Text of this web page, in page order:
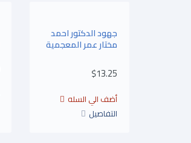
جهود الدكتور احمد
مختار عمر المعجمية
$13.25
التفاصيل